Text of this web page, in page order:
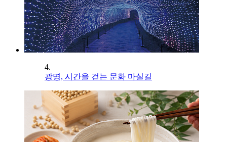
4.
광명, 시간을 걷는 문화 마실길